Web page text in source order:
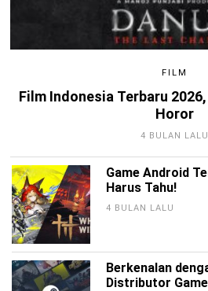
FILM
Film Indonesia Terbaru
Horor
4 BULAN LALU
Game Android
Harus Tahu!
4 BULAN LALU
Berkenalan
Distributor